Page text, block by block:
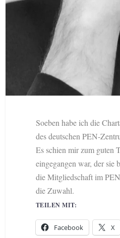
Soeben habe ich die
des deutschen PEN-
Es schien mir zum guten
eingegangen war, der sie
die Mitgliedschaft im
die Zuwahl.
TEILEN MIT:
Facebook X